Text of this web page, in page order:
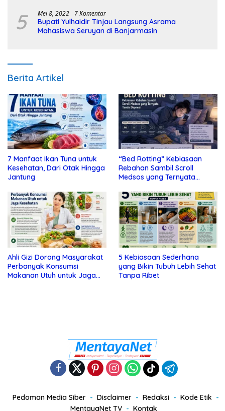
5 Mei 8, 2022 7 Komentar
Bupati Yulhaidir Tinjau Langsung Asrama
Mahasiswa Seruyan di Banjarmasin
Berita Artikel
7 Manfaat Ikan Tuna untuk
Kesehatan, Dari Otak Hingga
Jantung
“Bed Rotting” Kebiasaan
Rebahan Sambil Scroll
Medsos yang Ternyata
Ahli Gizi Dorong Masyarakat
Perbanyak Konsumsi
Makanan Utuh untuk Jaga
5 Kebiasaan Sederhana
yang Bikin Tubuh Lebih Sehat
Tanpa Ribet
Pedoman Media Siber Disclaimer Redaksi
Kode Etik
MentayaNet TV
Kontak